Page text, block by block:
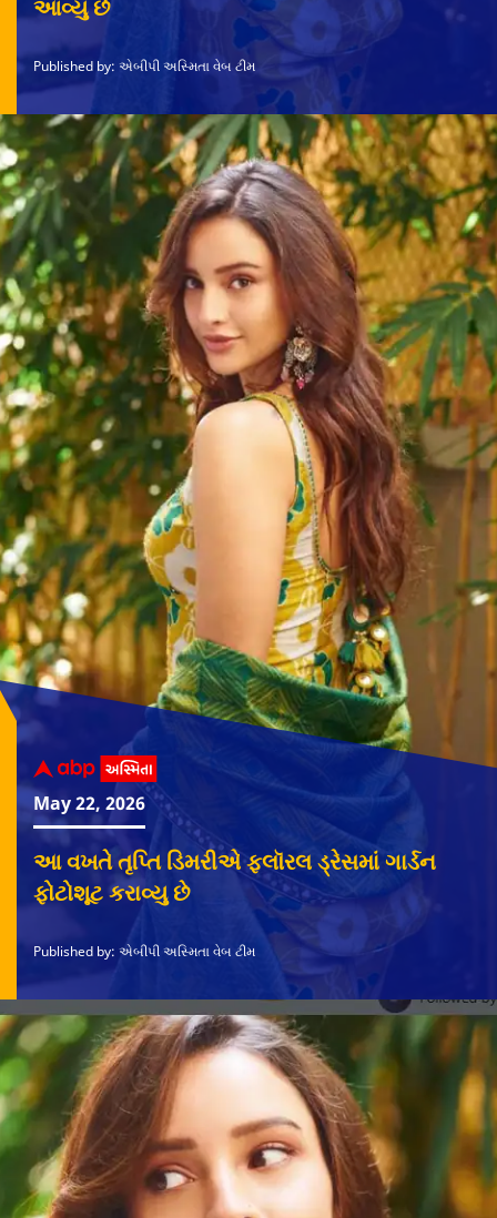
આવ્યુ છે
Published by: એબીપી અસ્મિતા વેબ ટીમ
આ વખતે તૃપ્તિ ડિમરીએ ફ્લૉરલ ડ્રેસમાં ગાર્ડન
ફોટોશૂટ કરાવ્યુ છે